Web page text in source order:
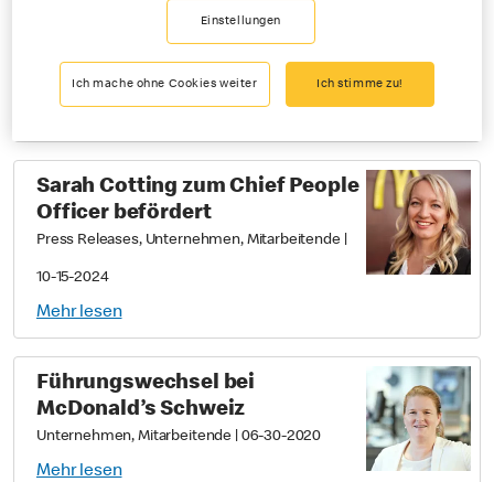
McDonald’s Schweiz per Juni
Unternehmen, Press Releases, Mitarbeitende
05-27-2026
Sarah Cotting zum Chief People
Officer befördert
Press Releases, Unternehmen, Mitarbeitende
10-15-2024
Mehr lesen
Führungswechsel bei
McDonald’s Schweiz
Unternehmen, Mitarbeitende 06-30-2020
Mehr lesen
Einstellungen
Ich mache ohne Cookies weiter Ich stimme zu!